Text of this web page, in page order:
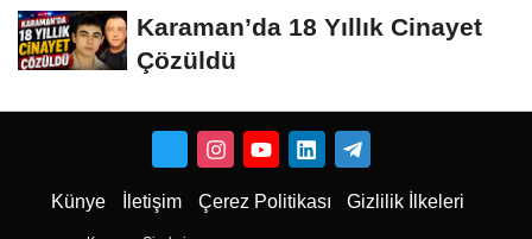
Karaman’da 18 Yıllık Cinayet
Çözüldü
Künye İletişim Çerez Politikası Gizlilik İlkeleri